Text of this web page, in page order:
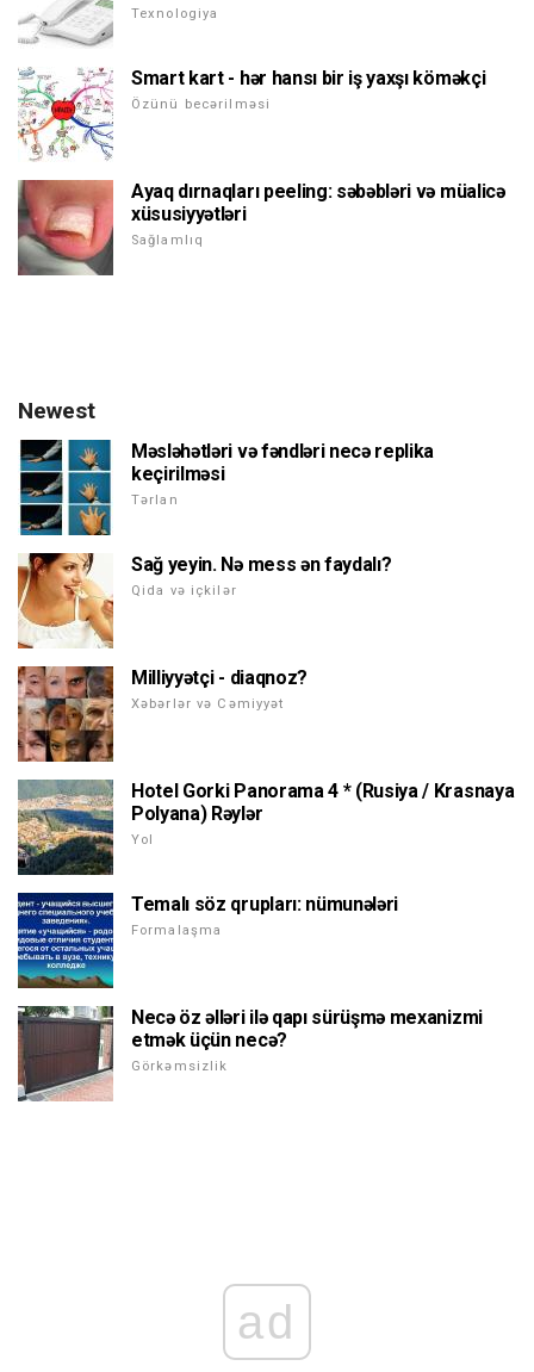
Texnologiya
Smart kart - hər hansı bir iş yaxşı köməkçi
Özünü becərilməsi
Ayaq dırnaqları peeling: səbəbləri və müalicə
xüsusiyyətləri
Sağlamlıq
Newest
Məsləhətləri və fəndləri necə replika
keçirilməsi
Tərlan
Sağ yeyin. Nə mess ən faydalı?
Qida və içkilər
Milliyyətçi - diaqnoz?
Xəbərlər və Cəmiyyət
Hotel Gorki Panorama 4 * (Rusiya / Krasnaya
Polyana) Rəylər
Yol
Temalı söz qrupları: nümunələri
Formalaşma
Necə öz əlləri ilə qapı sürüşmə mexanizmi
etmək üçün necə?
Görkəmsizlik
ad